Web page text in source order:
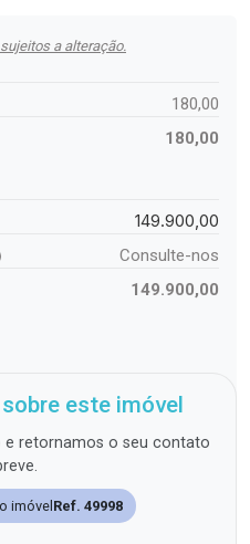
a alteração.
180,00
180,00
149.900,00
Consulte-nos
149.900,00
este imóvel
e retornamos o seu contato
imóvel Ref. 49998